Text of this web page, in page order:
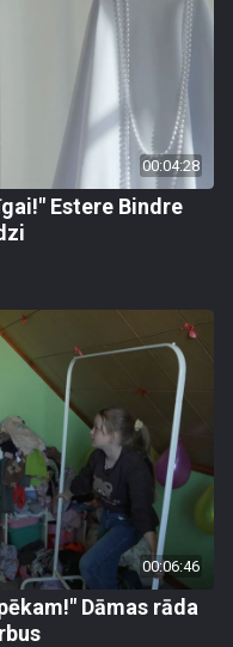
00:04:28
Estere Bindre
00:06:46
Dāmas rāda